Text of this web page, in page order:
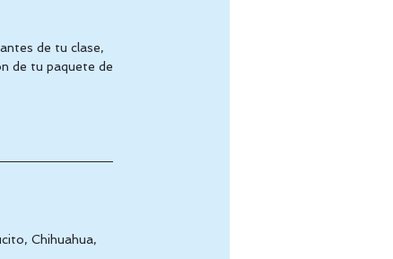
de tu clase,
de tu paquete de
Chihuahua,